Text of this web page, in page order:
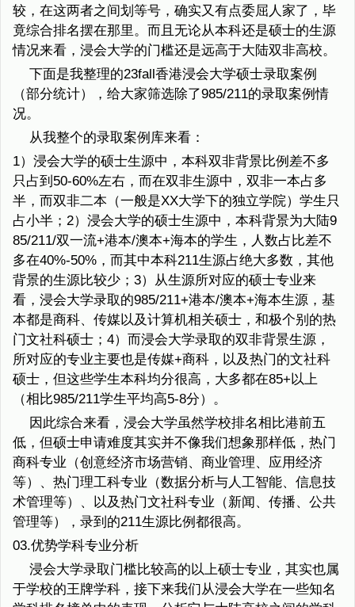
较，在这两者之间划等号，确实又有点委屈人家了，毕
竟综合排名摆在那里。而且无论从本科还是硕士的生源
情况来看，浸会大学的门槛还是远高于大陆双非高校。
下面是我整理的23fall香港浸会大学硕士录取案例
（部分统计），给大家筛选除了985/211的录取案例情
况。
从我整个的录取案例库来看：
1）浸会大学的硕士生源中，本科双非背景比例差不多
只占到50-60%左右，而在双非生源中，双非一本占多
半，而双非二本（一般是XX大学下的独立学院）学生只
占小半；2）浸会大学的硕士生源中，本科背景为大陆9
85/211/双一流+港本/澳本+海本的学生，人数占比差不
多在40%-50%，而其中本科211生源占绝大多数，其他
背景的生源比较少；3）从生源所对应的硕士专业来
看，浸会大学录取的985/211+港本/澳本+海本生源，基
本都是商科、传媒以及计算机相关硕士，和极个别的热
门文社科硕士；4）而浸会大学录取的双非背景生源，
所对应的专业主要也是传媒+商科，以及热门的文社科
硕士，但这些学生本科均分很高，大多都在85+以上
（相比985/211学生平均高5-8分）。
因此综合来看，浸会大学虽然学校排名相比港前五
低，但硕士申请难度其实并不像我们想象那样低，热门
商科专业（创意经济市场营销、商业管理、应用经济
等）、热门理工科专业（数据分析与人工智能、信息技
术管理等）、以及热门文社科专业（新闻、传播、公共
管理等），录到的211生源比例都很高。
03.优势学科专业分析
浸会大学录取门槛比较高的以上硕士专业，其实也属
于学校的王牌学科，接下来我们从浸会大学在一些知名